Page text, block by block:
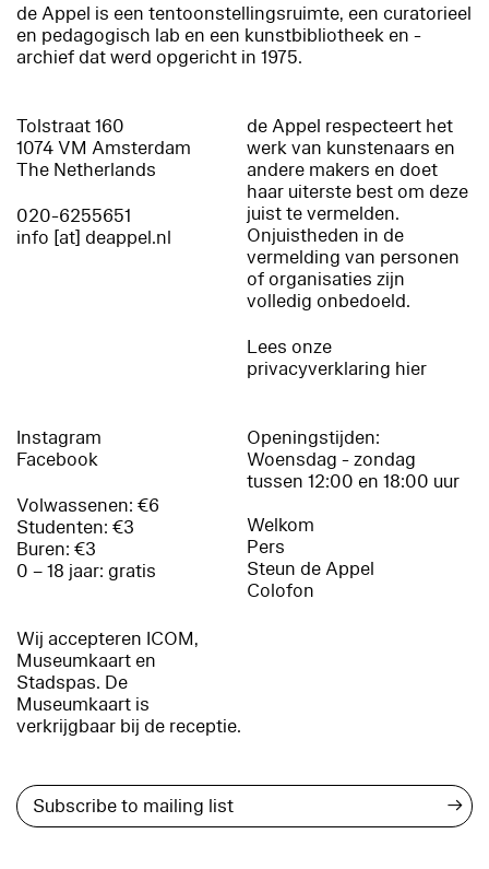
de Appel is een tentoonstellingsruimte, een curatorieel
en pedagogisch lab en een kunstbibliotheek en -
archief dat werd opgericht in 1975.
Tolstraat 160
1074 VM Amsterdam
The Netherlands
020-6255651
info [at] deappel.nl
de Appel respecteert het
werk van kunstenaars en
andere makers en doet
haar uiterste best om deze
juist te vermelden.
Onjuistheden in de
vermelding van personen
of organisaties zijn
volledig onbedoeld.
Lees onze
privacyverklaring hier
Instagram
Facebook
Volwassenen: €6
Studenten: €3
Buren: €3
0 – 18 jaar: gratis
Wij accepteren ICOM,
Museumkaart en
Stadspas. De
Museumkaart is
verkrijgbaar bij de receptie.
Openingstijden:
Woensdag - zondag
tussen 12:00 en 18:00 uur
Welkom
Pers
Steun de Appel
Colofon
→